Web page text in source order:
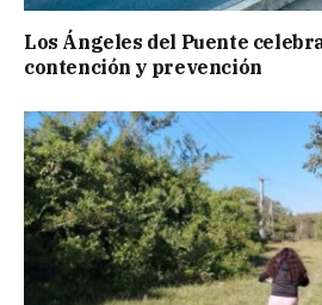
Los Ángeles del Puente
contención y prevención